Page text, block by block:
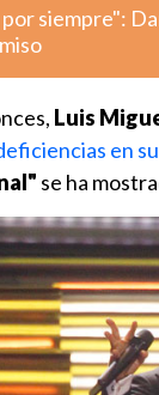
siempre":
Luis
en
se ha